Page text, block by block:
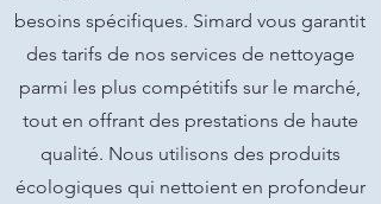
besoins spécifiques. Simard vous garantit
des tarifs de nos services de nettoyage
parmi les plus compétitifs sur le marché,
tout en offrant des prestations de haute
qualité. Nous utilisons des produits
écologiques qui nettoient en profondeur